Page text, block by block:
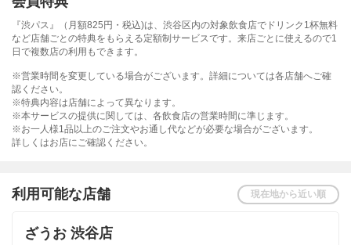
『渋パス』（月額825円・税込)は、渋谷区内の対象飲食店でドリンク1杯無料
など店舗ごとの特典をもらえる定額制サービスです。来店ごとに使えるので1
日で複数店の利用もできます。
※営業時間を変更している場合がございます。詳細については各店舗へご確
認ください。
※特典内容は店舗によって異なります。
※本サービスの提供に関しては、各飲食店の営業時間に準じます。
※お一人様1品以上のご注文やお通し代などが必要な場合がございます。
詳しくはお店にご確認ください。
利用可能な店舗 現在地から近い順
ざうお 渋谷店